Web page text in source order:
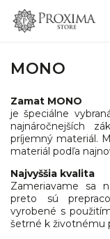
MONO
Zamat MONO
je špeciálne
najnáročnejších
príjemný materiál.
materiál podľa
Najvyššia kvalita
Zameriavame sa
preto sú
vyrobené s
šetrné k životnému